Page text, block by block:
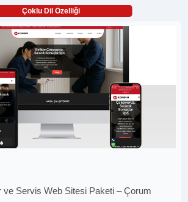
Çoklu Dil Özelliği
ve Servis Web Sitesi Paketi – Çorum